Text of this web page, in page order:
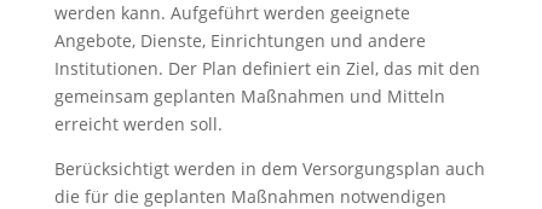
werden kann. Aufgeführt werden geeignete
Angebote, Dienste, Einrichtungen und andere
Institutionen. Der Plan definiert ein Ziel, das mit den
gemeinsam geplanten Maßnahmen und Mitteln
erreicht werden soll.
Berücksichtigt werden in dem Versorgungsplan auch
die für die geplanten Maßnahmen notwendigen